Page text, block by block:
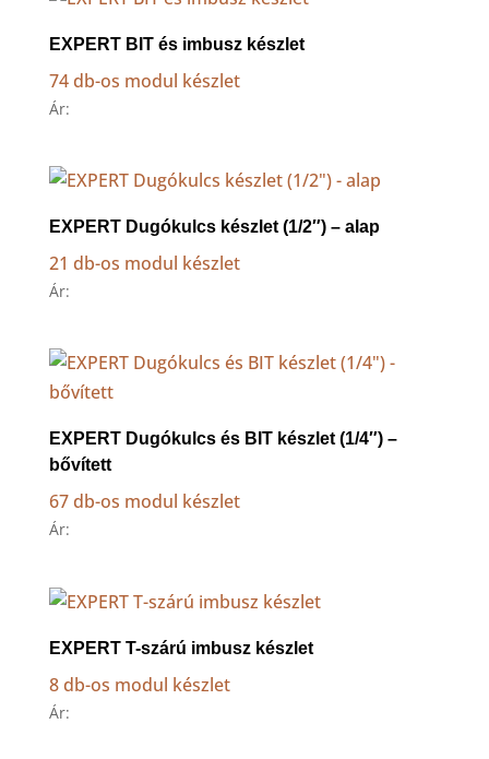
to
high
EXPERT BIT és imbusz készlet
74 db-os modul készlet
Ár:
EXPERT Dugókulcs készlet (1/2″) – alap
21 db-os modul készlet
Ár:
EXPERT Dugókulcs és BIT készlet (1/4″) –
bővített
67 db-os modul készlet
Ár:
EXPERT T-szárú imbusz készlet
8 db-os modul készlet
Ár: